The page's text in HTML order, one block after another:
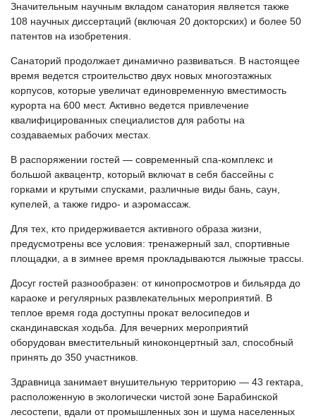
Значительным научным вкладом санатория является также
108 научных диссертаций (включая 20 докторских) и более 50
патентов на изобретения.
Санаторий продолжает динамично развиваться. В настоящее
время ведется строительство двух новых многоэтажных
корпусов, которые увеличат единовременную вместимость
курорта на 600 мест. Активно ведется привлечение
квалифицированных специалистов для работы на
создаваемых рабочих местах.
В распоряжении гостей — современный спа-комплекс и
большой аквацентр, который включат в себя бассейны с
горками и крутыми спусками, различные виды бань, саун,
купелей, а также гидро- и аэромассаж.
Для тех, кто придерживается активного образа жизни,
предусмотрены все условия: тренажерный зал, спортивные
площадки, а в зимнее время прокладываются лыжные трассы.
Досуг гостей разнообразен: от кинопросмотров и бильярда до
караоке и регулярных развлекательных мероприятий. В
теплое время года доступны прокат велосипедов и
скандинавская ходьба. Для вечерних мероприятий
оборудован вместительный киноконцертный зал, способный
принять до 350 участников.
Здравница занимает внушительную территорию — 43 гектара,
расположенную в экологически чистой зоне Барабинской
лесостепи, вдали от промышленных зон и шума населенных